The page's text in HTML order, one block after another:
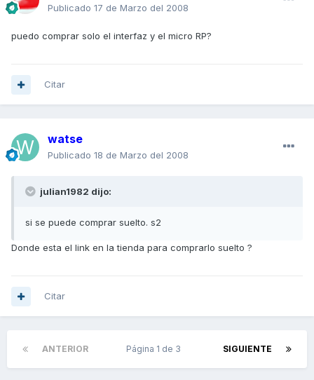
Publicado 17 de Marzo del 2008
puedo comprar solo el interfaz y el micro RP?
Citar
watse
Publicado 18 de Marzo del 2008
julian1982 dijo:
si se puede comprar suelto. s2
Donde esta el link en la tienda para comprarlo suelto ?
Citar
ANTERIOR SIGUIENTE
Página 1 de 3